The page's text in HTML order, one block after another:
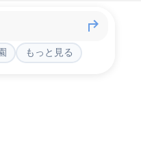
もっと見る